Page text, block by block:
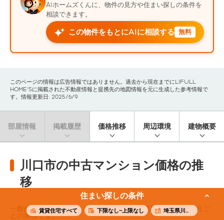
住まい探しの条件
賃貸住宅すべて 下限なし~上限なし 埼玉県川口市
AIホームズくんに、物件の見方や住まい探しの条件を
相談できます。
この物件をもとにAIに相談する 無料
このページの情報は広告情報ではありません。過去から現在までにLIFULL
HOME'Sに掲載された不動産情報と提携先の地図情報を元に生成した参考情報で
す。情報更新日: 2025/6/9
部屋情報 掲載履歴 価格推移 周辺環境 建物概要
川口市の中古マンション価格の推
移
一般的なファミリー向けの中古マンション価格（※）の3ヶ月ご
との推移です。